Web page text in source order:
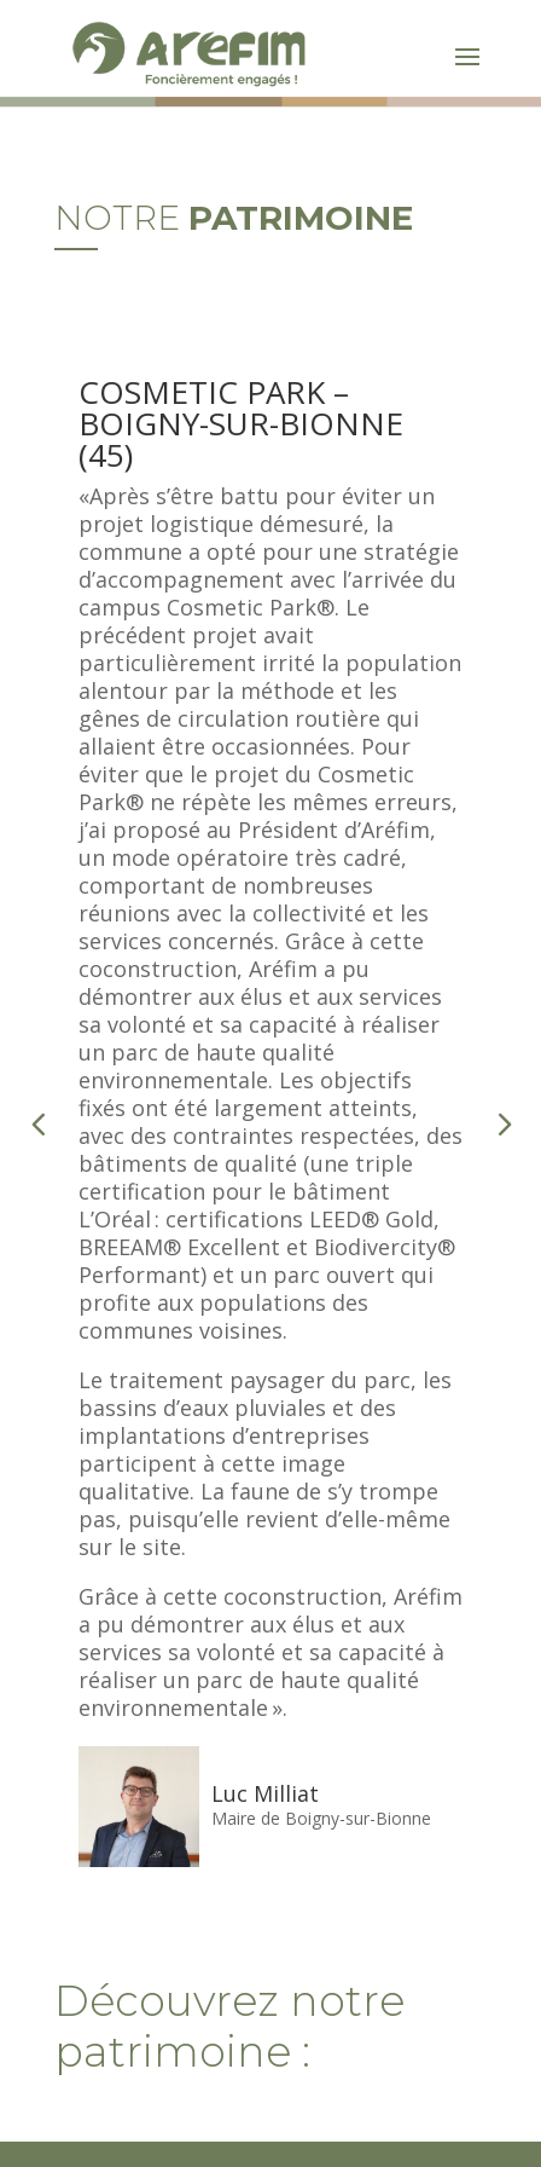
NOTRE PATRIMOINE
COSMETIC PARK –
BOIGNY-SUR-BIONNE
(45)
«Après s’être battu pour éviter un
projet logistique démesuré, la
commune a opté pour une stratégie
d’accompagnement avec l’arrivée du
campus Cosmetic Park®. Le
précédent projet avait
particulièrement irrité la population
alentour par la méthode et les
gênes de circulation routière qui
allaient être occasionnées. Pour
éviter que le projet du Cosmetic
Park® ne répète les mêmes erreurs,
j’ai proposé au Président d’Aréfim,
un mode opératoire très cadré,
comportant de nombreuses
réunions avec la collectivité et les
services concernés. Grâce à cette
coconstruction, Aréfim a pu
démontrer aux élus et aux services
sa volonté et sa capacité à réaliser
un parc de haute qualité
environnementale. Les objectifs
fixés ont été largement atteints,
avec des contraintes respectées, des
bâtiments de qualité (une triple
certification pour le bâtiment
L’Oréal : certifications LEED® Gold,
BREEAM® Excellent et Biodivercity®
Performant) et un parc ouvert qui
profite aux populations des
communes voisines.
Le traitement paysager du parc, les
bassins d’eaux pluviales et des
implantations d’entreprises
participent à cette image
qualitative. La faune de s’y trompe
pas, puisqu’elle revient d’elle-même
sur le site.
Grâce à cette coconstruction, Aréfim
a pu démontrer aux élus et aux
services sa volonté et sa capacité à
réaliser un parc de haute qualité
environnementale ».
Luc Milliat
Maire de Boigny-sur-Bionne
Découvrez notre
patrimoine :